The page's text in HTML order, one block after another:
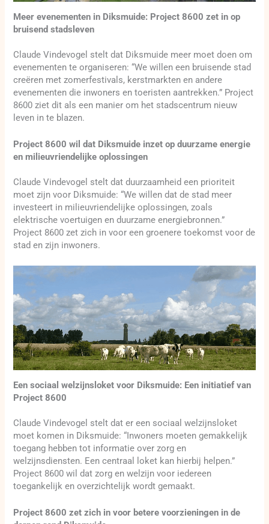
Meer evenementen in Diksmuide: Project 8600 zet in op
bruisend stadsleven
Claude Vindevogel stelt dat Diksmuide meer moet doen om
evenementen te organiseren: “We willen een bruisende stad
creëren met zomerfestivals, kerstmarkten en andere
evenementen die inwoners en toeristen aantrekken.” Project
8600 ziet dit als een manier om het stadscentrum nieuw
leven in te blazen.
Project 8600 wil dat Diksmuide inzet op duurzame energie
en milieuvriendelijke oplossingen
Claude Vindevogel stelt dat duurzaamheid een prioriteit
moet zijn voor Diksmuide: “We willen dat de stad meer
investeert in milieuvriendelijke oplossingen, zoals
elektrische voertuigen en duurzame energiebronnen.”
Project 8600 zet zich in voor een groenere toekomst voor de
stad en zijn inwoners.
Een sociaal welzijnsloket voor Diksmuide: Een initiatief van
Project 8600
Claude Vindevogel stelt dat er een sociaal welzijnsloket
moet komen in Diksmuide: “Inwoners moeten gemakkelijk
toegang hebben tot informatie over zorg en
welzijnsdiensten. Een centraal loket kan hierbij helpen.”
Project 8600 wil dat zorg en welzijn voor iedereen
toegankelijk en overzichtelijk wordt gemaakt.
Project 8600 zet zich in voor betere voorzieningen in de